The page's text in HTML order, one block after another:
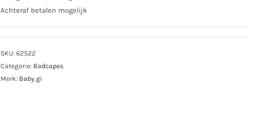
Achteraf betalen mogelijk
SKU:62522
Categorie: Badcapes
Merk: Baby gi